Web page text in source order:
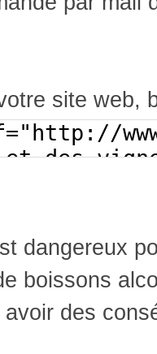
site web,
dangereux
boissons
des